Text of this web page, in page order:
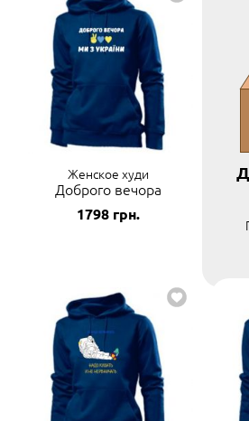
Женское худи
Доброго вечора
1798грн.